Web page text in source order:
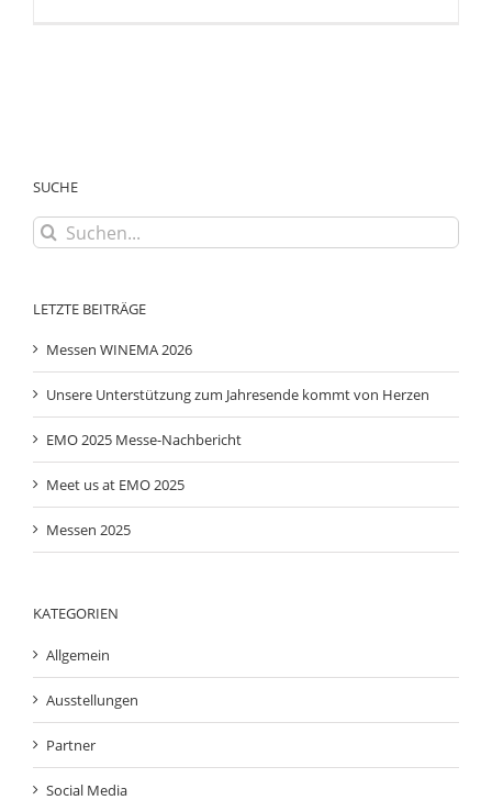
SUCHE
Suche
nach:
LETZTE BEITRÄGE
Messen WINEMA 2026
Unsere Unterstützung zum Jahresende kommt von Herzen
EMO 2025 Messe-Nachbericht
Meet us at EMO 2025
Messen 2025
KATEGORIEN
Allgemein
Ausstellungen
Partner
Social Media